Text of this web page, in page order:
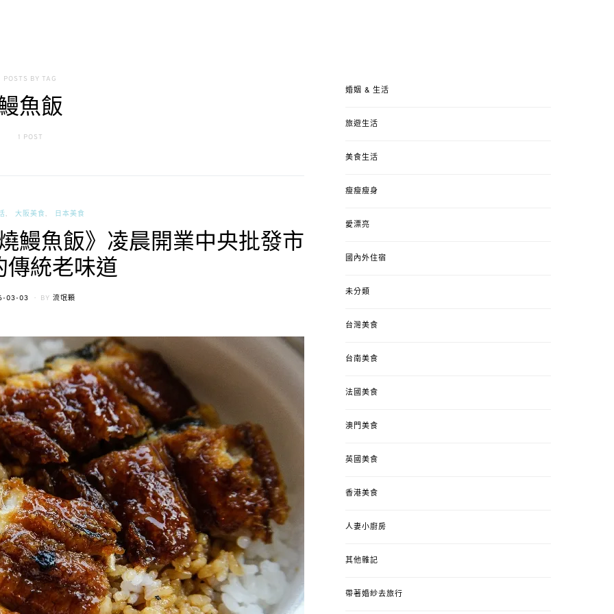
POSTS BY TAG
魚飯
1 POST
大阪美食 日本美食
鰻魚飯》凌晨開業中央批發市
統老味道
03-03 BY 流氓顆
婚姻 & 生活
旅遊生活
美食生活
瘦瘦瘦身
愛漂亮
國內外住宿
未分類
台灣美食
台南美食
法國美食
澳門美食
英國美食
香港美食
人妻小廚房
其他雜記
帶著婚紗去旅行